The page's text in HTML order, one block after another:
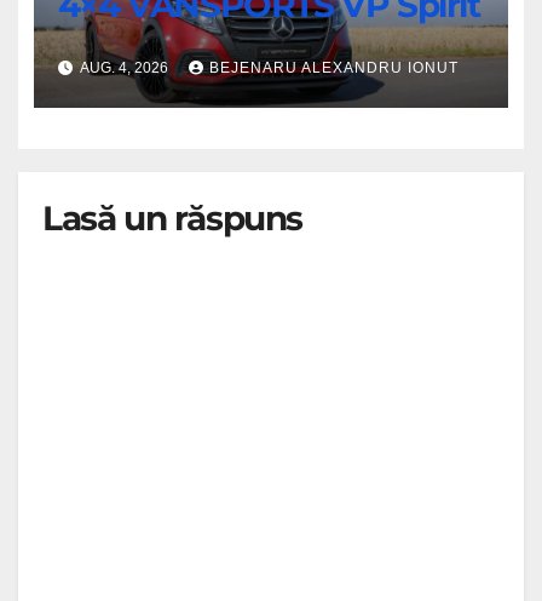
AUG. 4, 2026 BEJENARU ALEXANDRU IONUT
Lasă un răspuns